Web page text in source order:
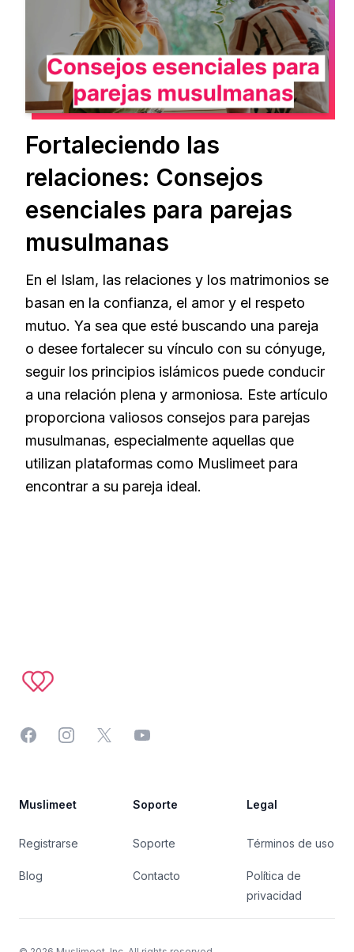
Fortaleciendo las
relaciones: Consejos
esenciales para parejas
musulmanas
En el Islam, las relaciones y los matrimonios se
basan en la confianza, el amor y el respeto
mutuo. Ya sea que esté buscando una pareja
o desee fortalecer su vínculo con su cónyuge,
seguir los principios islámicos puede conducir
a una relación plena y armoniosa. Este artículo
proporciona valiosos consejos para parejas
musulmanas, especialmente aquellas que
utilizan plataformas como Muslimeet para
encontrar a su pareja ideal.
FacebookInstagramTwitterYouTube
Muslimeet
Registrarse
Blog
Soporte
Soporte
Contacto
Legal
Términos de uso
Política de
privacidad